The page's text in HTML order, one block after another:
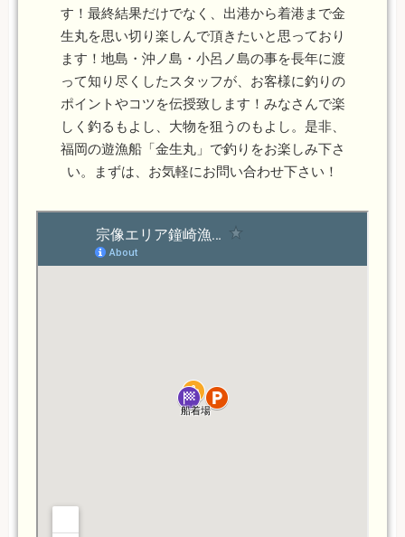
す！最終結果だけでなく、出港から着港まで金
生丸を思い切り楽しんで頂きたいと思っており
ます！地島・沖ノ島・小呂ノ島の事を長年に渡
って知り尽くしたスタッフが、お客様に釣りの
ポイントやコツを伝授致します！みなさんで楽
しく釣るもよし、大物を狙うのもよし。是非、
福岡の遊漁船「金生丸」で釣りをお楽しみ下さ
い。まずは、お気軽にお問い合わせ下さい！